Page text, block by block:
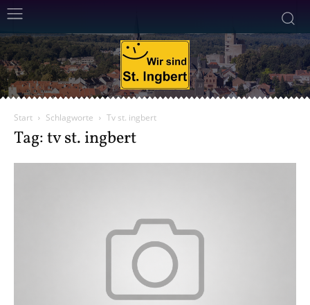
Start Schlagworte Tv st. ingbert
Tag: tv st. ingbert